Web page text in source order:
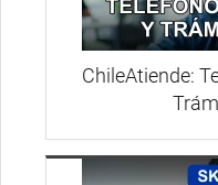
ChileAtiende: